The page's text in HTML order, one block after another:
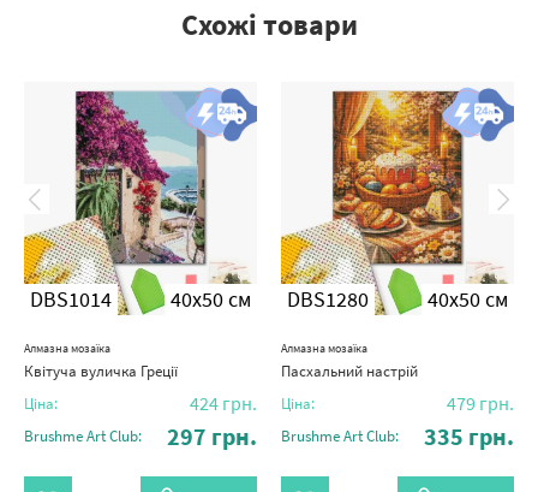
Схожі товари
DBS1014 40x50 см
Алмазна мозаїка
Квітуча вуличка Греції
Ціна: 424 грн.
Brushme Art Club: 297 грн.
DBS1280 40x50 см
Алмазна мозаїка
Пасхальний настрій
Ціна: 479 грн.
Brushme Art Club: 335 грн.